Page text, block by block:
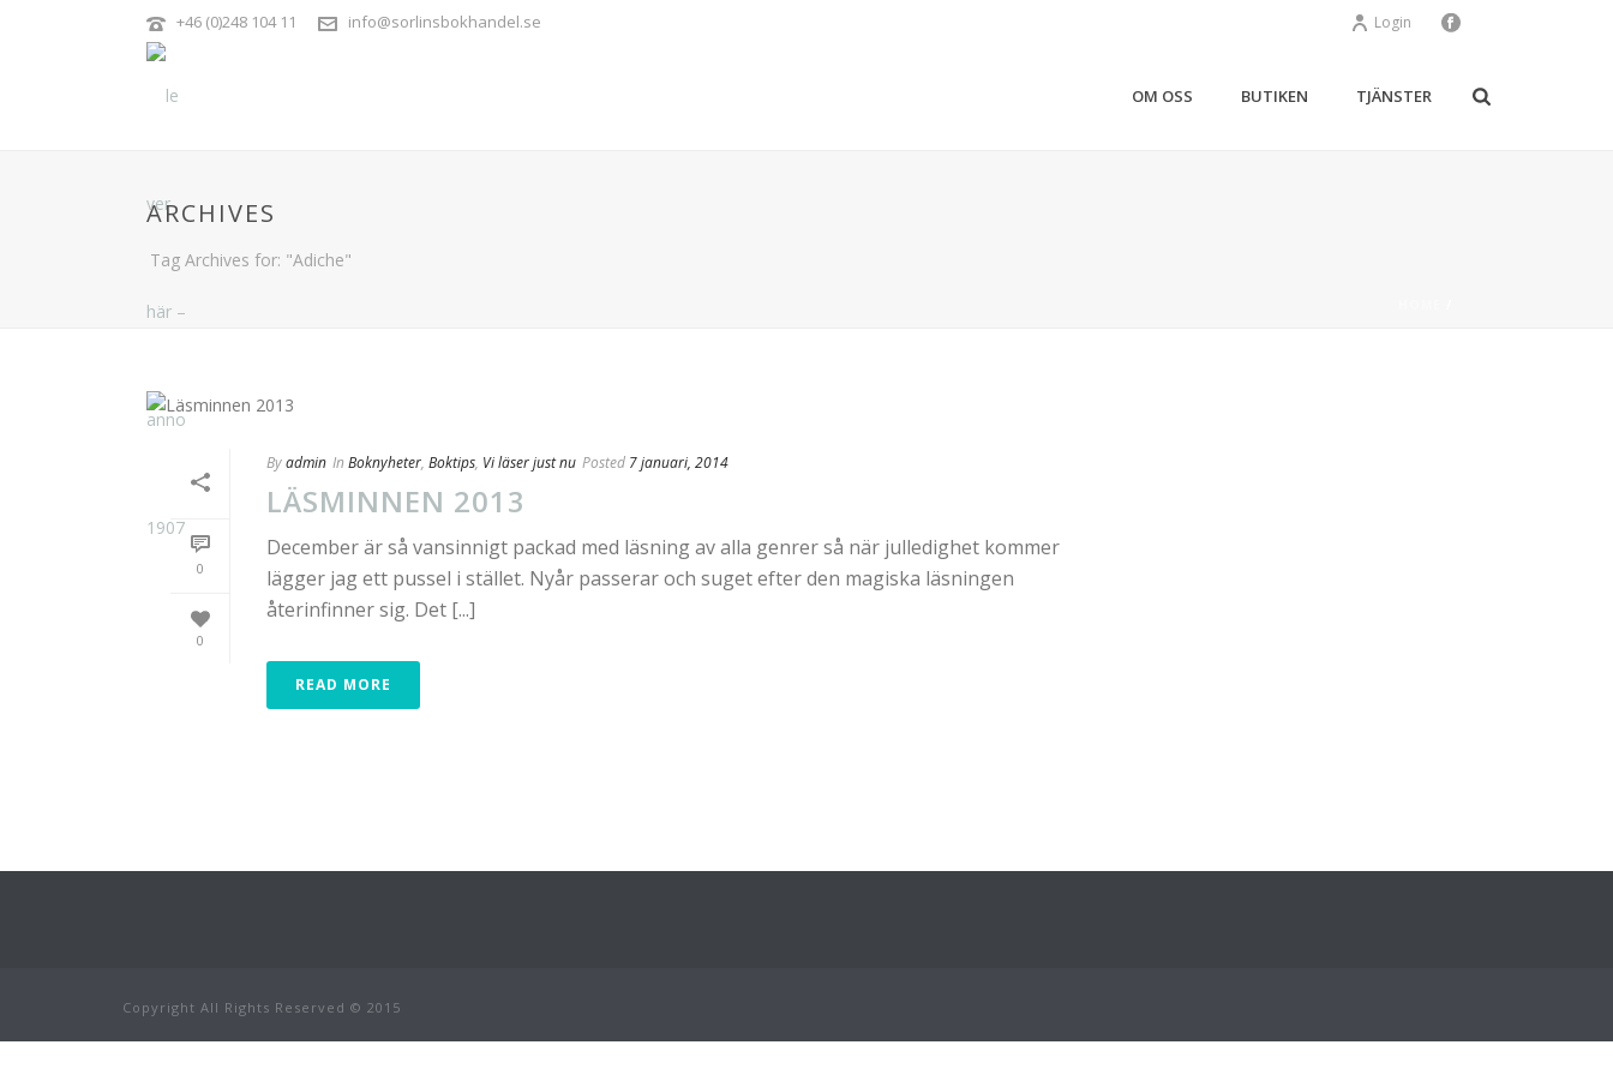
+46 (0)248 104 11 info@sorlinsbokhandel.se Login
OM OSS BUTIKEN TJÄNSTER
ARCHIVES
Tag Archives for: "Adiche"
0
0
Byadmin In Boknyheter, Boktips, Vi läser just nu Posted 7 januari, 2014
LÄSMINNEN 2013
December är så vansinnigt packad med läsning av alla genrer så när julledighet kommer
lägger jag ett pussel i stället. Nyår passerar och suget efter den magiska läsningen
återinfinner sig. Det [...]
READ MORE
Copyright All Rights Reserved © 2015